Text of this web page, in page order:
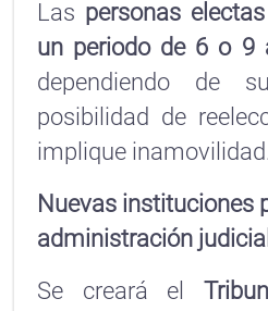
Las personas
un periodo de 6 o 9
dependiendo de
posibilidad de
implique
Nuevas instituciones
administración
Se creará el